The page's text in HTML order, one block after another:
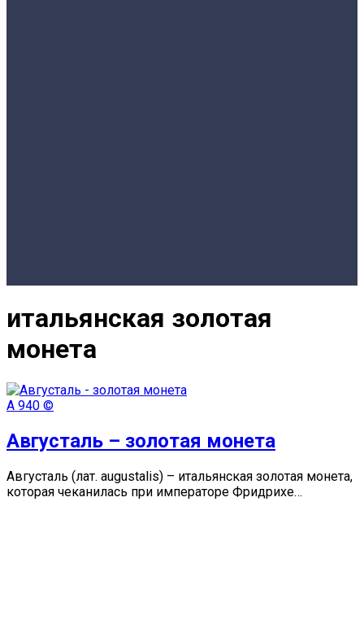
итальянская золотая
монета
А 940 ©
Августаль – золотая монета
Августаль (лат. augustalis) – итальянская золотая монета,
которая чеканилась при императоре Фридрихе…